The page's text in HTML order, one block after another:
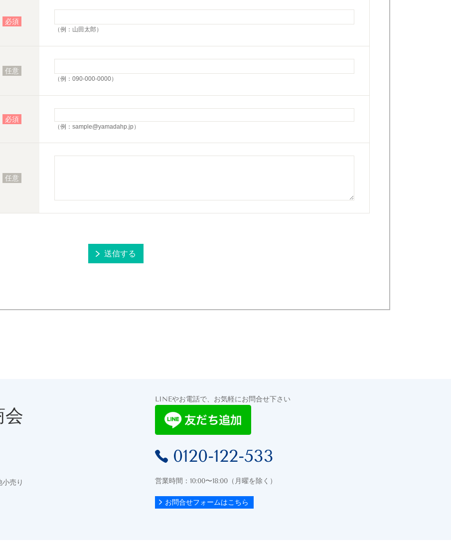
必須
（例：山田太郎）
任意
（例：090-000-0000）
必須
（例：sample@yamadahp.jp）
任意
会
売り
LINEやお電話で、お気軽にお問合せ下さい
0120-122-533
営業時間：10:00〜18:00（月曜を除く）
お問合せフォームはこちら